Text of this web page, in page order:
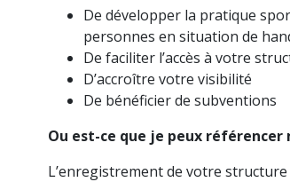
De développer la pratique
personnes en situation de
De faciliter l’accès à votre
D’accroître votre visibilité
De bénéficier de subventions
Ou est-ce que je peux référencer
L’enregistrement de votre